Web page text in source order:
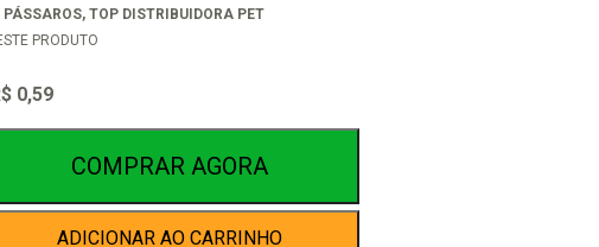
PÁSSAROS,TOP DISTRIBUIDORA PET
PRODUTO
0,59
COMPRAR AGORA
ADICIONAR AO CARRINHO